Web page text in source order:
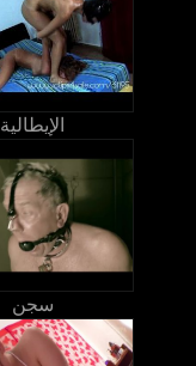
الإيطالية
سجن